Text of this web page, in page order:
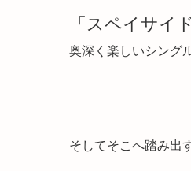
「スペイサイ
奥深く楽しいシング
そしてそこへ踏み出